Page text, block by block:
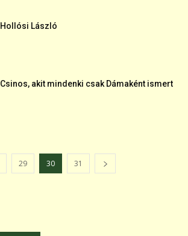
Hollósi László
Csinos, akit mindenki csak Dámaként ismert
29 30 31